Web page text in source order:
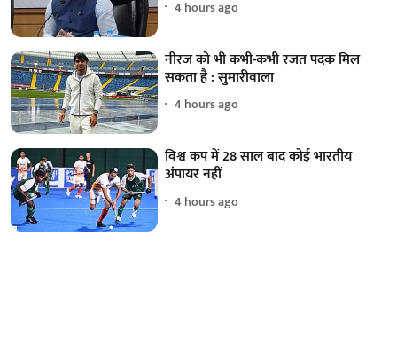
4 hours ago
नीरज को भी कभी-कभी रजत पदक मिल
सकता है : सुमारीवाला
4 hours ago
विश्व कप में 28 साल बाद कोई भारतीय
अंपायर नहीं
4 hours ago